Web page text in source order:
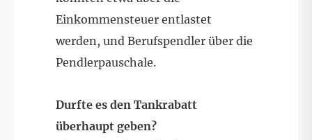
Einkommensteuer entlastet
werden, und Berufspendler über die
Pendlerpauschale.
Durfte es den Tankrabatt
überhaupt geben?